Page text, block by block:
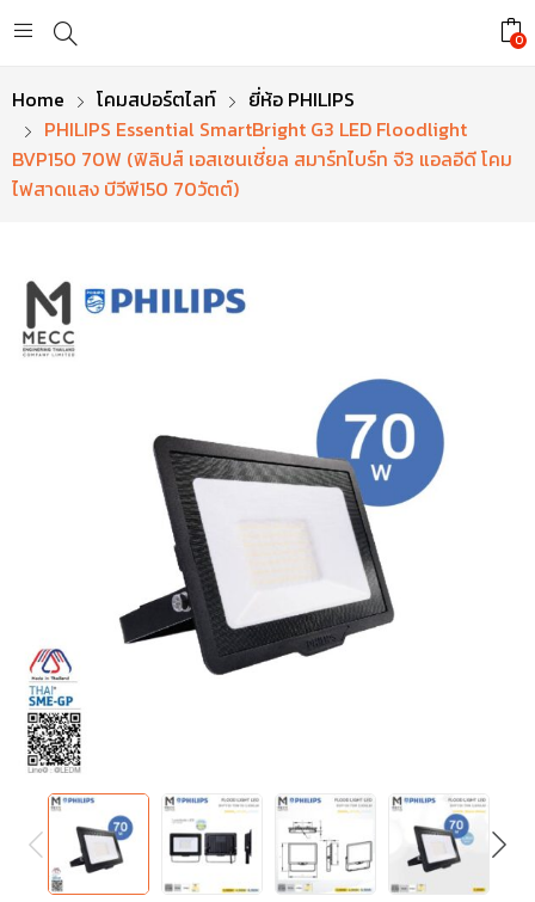
0
Home โคมสปอร์ตไลท์
ยี่ห้อ PHILIPS
PHILIPS Essential SmartBright G3 LED Floodlight
BVP150 70W (ฟิลิปส์ เอสเซนเชี่ยล สมาร์ทไบร์ท จี3 แอลอีดี โคม
ไฟสาดแสง บีวีพี150 70วัตต์)
PREVIOUS